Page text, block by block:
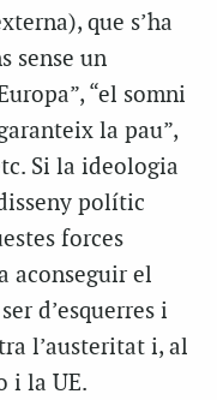
que s’ha
sense un
“el somni
la pau”,
Si la ideologia
polític
forces
aconseguir el
d’esquerres i
l’austeritat i, al
i la UE.